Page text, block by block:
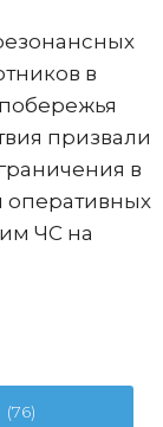
в
призвали
в
оперативных
ЧС на
(76)